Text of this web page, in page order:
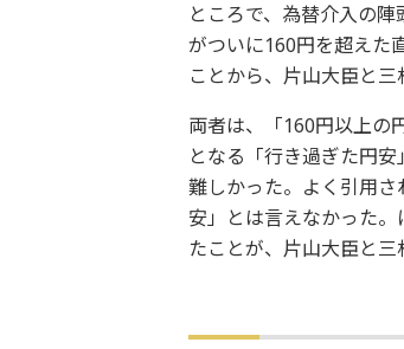
ところで、為替介入の
がついに160円を超えた
ことから、片山大臣と
両者は、「160円以上の
となる「行き過ぎた円
難しかった。よく引用
安」とは言えなかった
たことが、片山大臣と